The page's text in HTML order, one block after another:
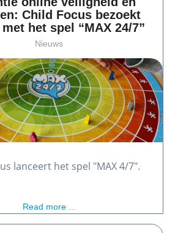
Child Focus bezoekt
het spel “MAX 24/7”
Nieuws
lanceert het spel "MAX 4/7".
Read more ...